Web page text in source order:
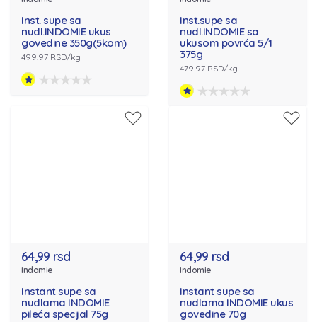
Inst. supe sa
nudl.INDOMIE ukus
govedine 350g(5kom)
499.97 RSD/kg
Inst.supe sa
nudl.INDOMIE sa
ukusom povrća 5/1
375g
479.97 RSD/kg
64,99 rsd
Indomie
Instant supe sa
nudlama INDOMIE
pileća specijal 75g
64,99 rsd
Indomie
Instant supe sa
nudlama INDOMIE ukus
govedine 70g